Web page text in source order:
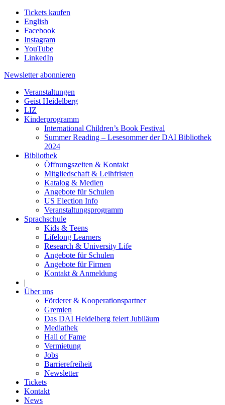
Tickets kaufen
English
Facebook
Instagram
YouTube
LinkedIn
Newsletter abonnieren
Veranstaltungen
Geist Heidelberg
LIZ
Kinderprogramm
International Children’s Book Festival
Summer Reading – Lesesommer der DAI Bibliothek
2024
Bibliothek
Öffnungszeiten & Kontakt
Mitgliedschaft & Leihfristen
Katalog & Medien
Angebote für Schulen
US Election Info
Veranstaltungsprogramm
Sprachschule
Kids & Teens
Lifelong Learners
Research & University Life
Angebote für Schulen
Angebote für Firmen
Kontakt & Anmeldung
|
Über uns
Förderer & Kooperationspartner
Gremien
Das DAI Heidelberg feiert Jubiläum
Mediathek
Hall of Fame
Vermietung
Jobs
Barrierefreiheit
Newsletter
Tickets
Kontakt
News